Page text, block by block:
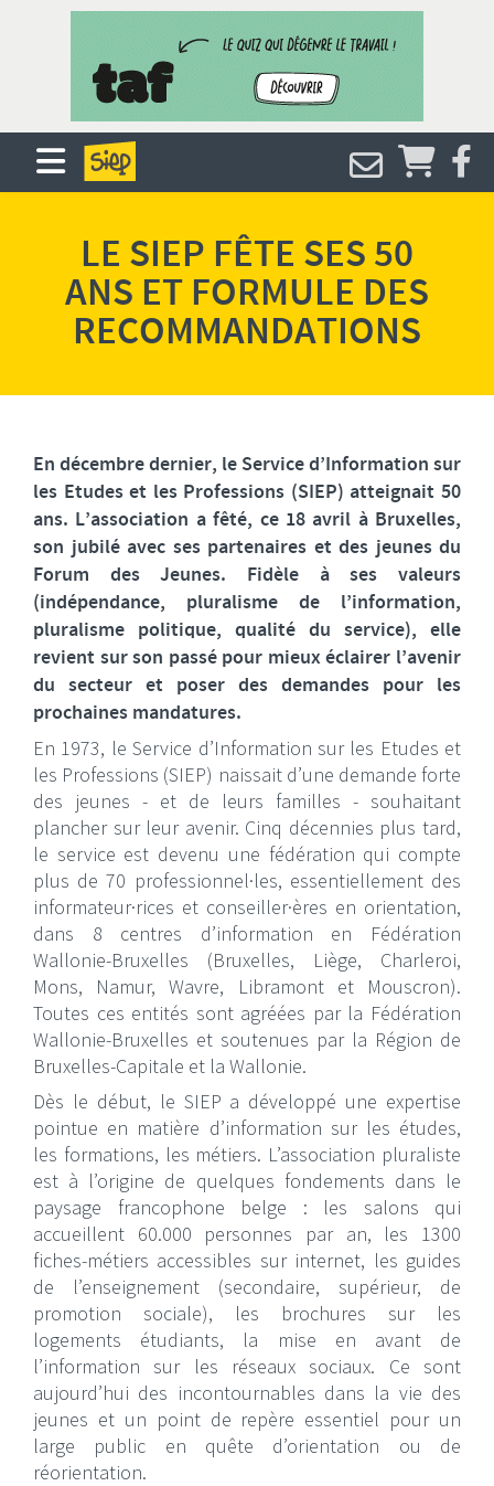
LE SIEP FÊTE SES 50
ANS ET FORMULE DES
RECOMMANDATIONS
En décembre dernier, le Service d’Information sur
les Etudes et les Professions (SIEP) atteignait 50
ans. L’association a fêté, ce 18 avril à Bruxelles,
son jubilé avec ses partenaires et des jeunes du
Forum des Jeunes. Fidèle à ses valeurs
(indépendance, pluralisme de l’information,
pluralisme politique, qualité du service), elle
revient sur son passé pour mieux éclairer l’avenir
du secteur et poser des demandes pour les
prochaines mandatures.
En 1973, le Service d’Information sur les Etudes et
les Professions (SIEP) naissait d’une demande forte
des jeunes - et de leurs familles - souhaitant
plancher sur leur avenir. Cinq décennies plus tard,
le service est devenu une fédération qui compte
plus de 70 professionnel·les, essentiellement des
informateur·rices et conseiller·ères en orientation,
dans 8 centres d’information en Fédération
Wallonie-Bruxelles (Bruxelles, Liège, Charleroi,
Mons, Namur, Wavre, Libramont et Mouscron).
Toutes ces entités sont agréées par la Fédération
Wallonie-Bruxelles et soutenues par la Région de
Bruxelles-Capitale et la Wallonie.
Dès le début, le SIEP a développé une expertise
pointue en matière d’information sur les études,
les formations, les métiers. L’association pluraliste
est à l’origine de quelques fondements dans le
paysage francophone belge : les salons qui
accueillent 60.000 personnes par an, les 1300
fiches-métiers accessibles sur internet, les guides
de l’enseignement (secondaire, supérieur, de
promotion sociale), les brochures sur les
logements étudiants, la mise en avant de
l’information sur les réseaux sociaux. Ce sont
aujourd’hui des incontournables dans la vie des
jeunes et un point de repère essentiel pour un
large public en quête d’orientation ou de
réorientation.